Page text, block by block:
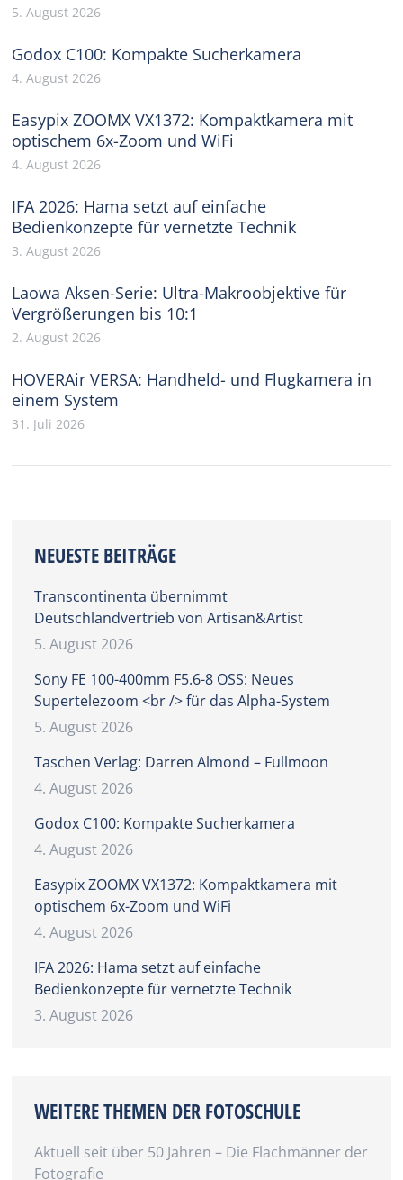
5. August 2026
Godox C100: Kompakte Sucherkamera
4. August 2026
Easypix ZOOMX VX1372: Kompaktkamera mit
optischem 6x-Zoom und WiFi
4. August 2026
IFA 2026: Hama setzt auf einfache
Bedienkonzepte für vernetzte Technik
3. August 2026
Laowa Aksen-Serie: Ultra-Makroobjektive für
Vergrößerungen bis 10:1
2. August 2026
HOVERAir VERSA: Handheld- und Flugkamera in
einem System
31. Juli 2026
NEUESTE BEITRÄGE
Transcontinenta übernimmt
Deutschlandvertrieb von Artisan&Artist
5. August 2026
Sony FE 100-400mm F5.6-8 OSS: Neues
Supertelezoom <br /> für das Alpha-System
5. August 2026
Taschen Verlag: Darren Almond – Fullmoon
4. August 2026
Godox C100: Kompakte Sucherkamera
4. August 2026
Easypix ZOOMX VX1372: Kompaktkamera mit
optischem 6x-Zoom und WiFi
4. August 2026
IFA 2026: Hama setzt auf einfache
Bedienkonzepte für vernetzte Technik
3. August 2026
WEITERE THEMEN DER FOTOSCHULE
Aktuell seit über 50 Jahren – Die Flachmänner der
Fotografie